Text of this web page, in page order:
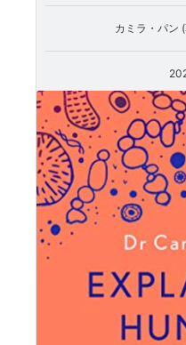
カミラ・パン